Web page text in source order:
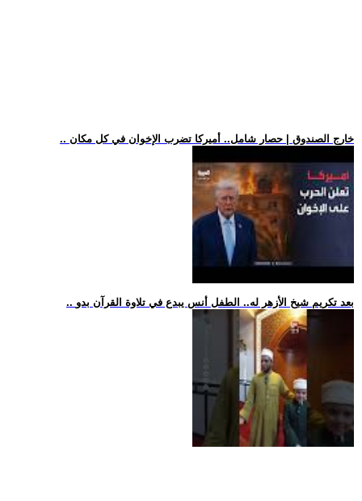
.. خارج الصندوق | حصار شامل.. أميركا تضرب الإخوان في كل مكان
.. بعد تكريم شيخ الأزهر له.. الطفل أنس يبدع في تلاوة القرآن بدو